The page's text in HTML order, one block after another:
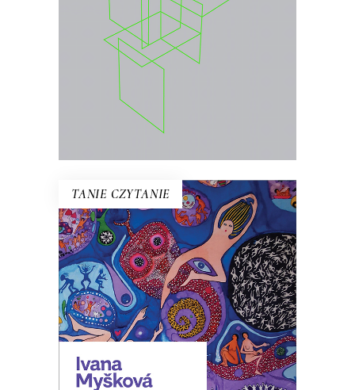
E-BOOK DO KOSZYKA
40.00zł 26.00
KSIĄŻKA DO KOSZYKA
TANIE CZYTANIE
BIAŁE ZWIERZĘTA SĄ BARDZO
CZĘSTO GŁUCHE
W Czechach pisano, że to zbiór
opowiadań o ludziach czasów, w
których zwiększa się spożycie
antydepresantów.